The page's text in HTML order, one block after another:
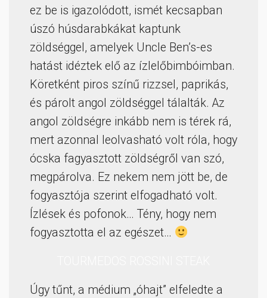
ez be is igazolódott, ismét kecsapban
úszó húsdarabkákat kaptunk
zöldséggel, amelyek Uncle Ben’s-es
hatást idéztek elő az ízlelőbimbóimban.
Köretként piros színű rizzsel, paprikás,
és párolt angol zöldséggel tálalták. Az
angol zöldségre inkább nem is térek rá,
mert azonnal leolvasható volt róla, hogy
ócska fagyasztott zöldségről van szó,
megpárolva. Ez nekem nem jött be, de
fogyasztója szerint elfogadható volt.
Ízlések és pofonok… Tény, hogy nem
fogyasztotta el az egészet…
Úgy tűnt, a médium „óhajt” elfeledte a